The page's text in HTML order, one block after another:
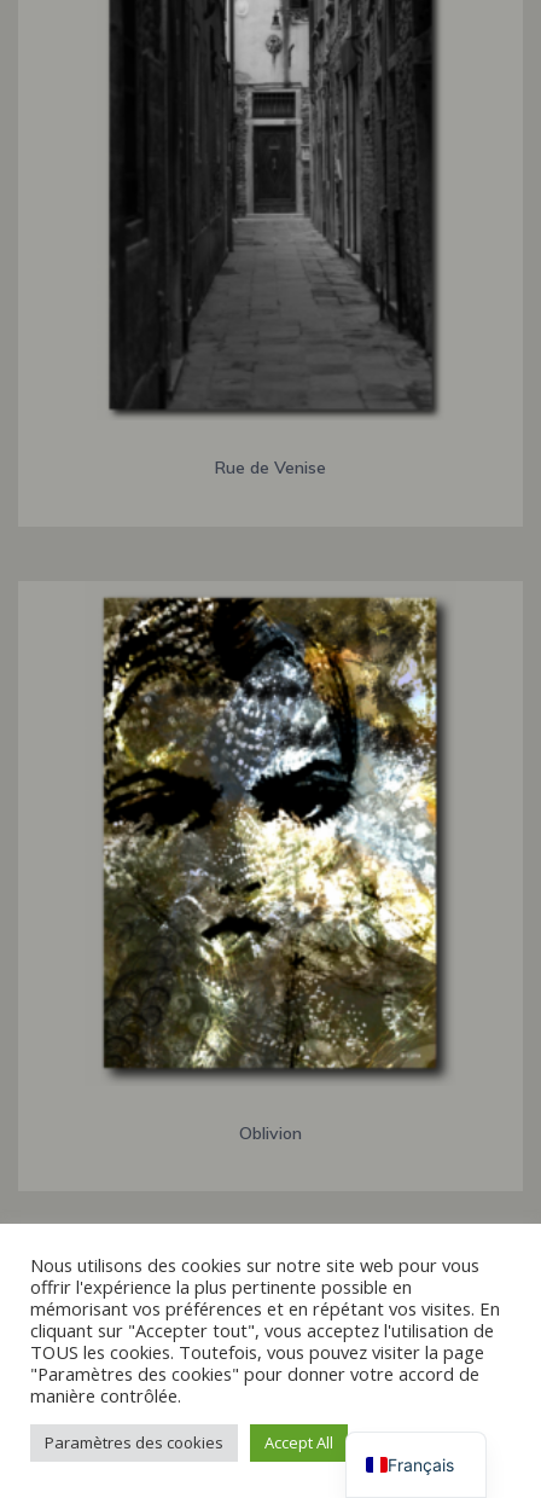
Rue de Venise
Oblivion
© 2019 - 2026 raxxa
Nous utilisons des cookies sur notre site web pour vous
offrir l'expérience la plus pertinente possible en
mémorisant vos préférences et en répétant vos visites. En
cliquant sur "Accepter tout", vous acceptez l'utilisation de
TOUS les cookies. Toutefois, vous pouvez visiter la page
"Paramètres des cookies" pour donner votre accord de
manière contrôlée.
Paramètres des cookies Accept All
Vertrag widerrufen Français
English
Español
Italiano